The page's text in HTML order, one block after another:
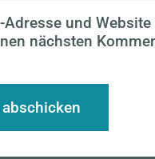
Adresse und
nächsten